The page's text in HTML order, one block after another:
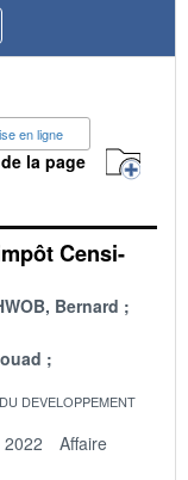
en ligne
la page
Censi-
Bernard
DEVELOPPEMENT
2022
Affaire